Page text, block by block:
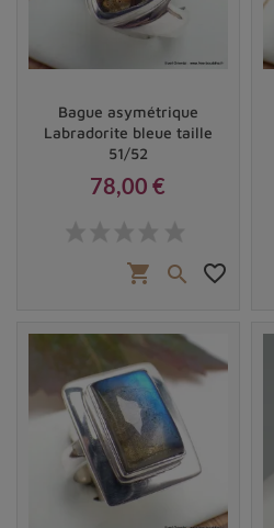
Bague asymétrique
Labradorite bleue taille
51/52
78,00 €
shopping_cart  favorite_border